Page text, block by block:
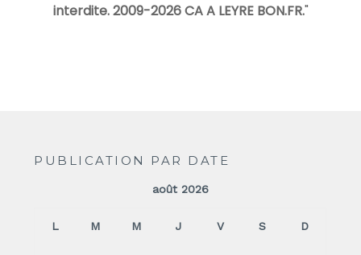
interdite. 2009-2026 CA A LEYRE BON.FR."
PUBLICATION PAR DATE
août 2026
L M M J V S D